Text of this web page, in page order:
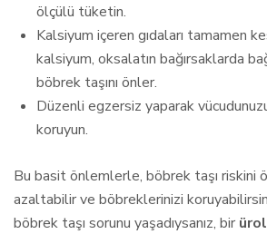
ölçülü tüketin.
Kalsiyum içeren gıdaları tamamen
kalsiyum, oksalatın bağırsaklarda
böbrek taşını önler.
Düzenli egzersiz yaparak
koruyun.
Bu basit önlemlerle, böbrek taşı riskini
azaltabilir ve böbreklerinizi
böbrek taşı sorunu yaşadıysanız, bir